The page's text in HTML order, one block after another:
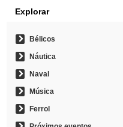
Explorar
Bélicos
Náutica
Naval
Música
Ferrol